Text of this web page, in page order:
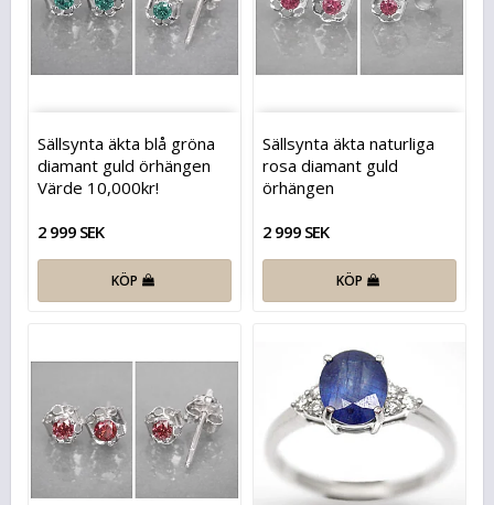
Sällsynta äkta blå gröna
diamant guld örhängen
Värde 10,000kr!
2 999 SEK
KÖP
Sällsynta äkta naturliga
rosa diamant guld
örhängen
2 999 SEK
KÖP